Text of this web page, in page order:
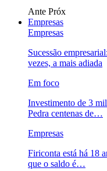
Ante Próx
Empresas
Empresas
Sucessão
vezes, a mais adiada
Em foco
Investimento de 3
Pedra centenas de…
Empresas
Firiconta está há 18
que o saldo é…